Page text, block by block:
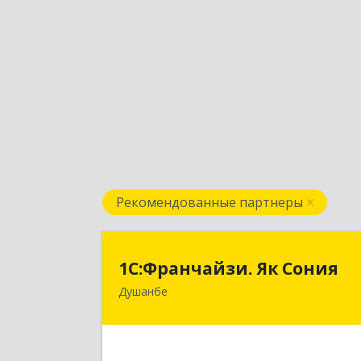
Рекомендованные партнеры
1С:Франчайзи. Як Сония
Душанбе
1С:Франчайзи. Як Сония
Республика Таджикистан, 734013, г.